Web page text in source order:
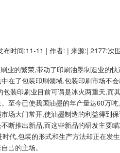
布时间:11-11 | 作者: | 来源:| 2177:次
业的繁荣,带动了印刷油墨制造业的
在了包装印刷领域,包装印刷市场不会
包装印刷业目前可谓是冰火两重天,而
至今已使我国油墨的年产量达60万
场大门常开,使油墨制造的利益得到保
断推出新品,而这些新品的研发主要
代,包装的形式和生产方法却正在发
己的主场。